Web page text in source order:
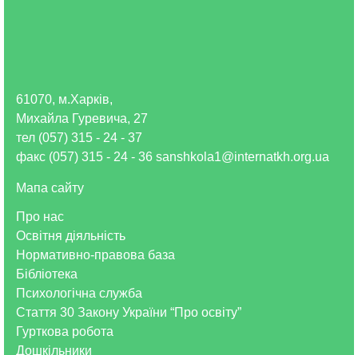
Про нас
Освітня діяльність
Нормативно-правова база
Бібліотека
Психологічна служба
Стаття 30 Закону України “Про освіту”
Гурткова робота
Дошкільники
61070, м.Харків,
Михайла Гуревича, 27
тел (057) 315 - 24 - 37
факс (057) 315 - 24 - 36 sanshkola1@internatkh.org.ua
Мапа сайту